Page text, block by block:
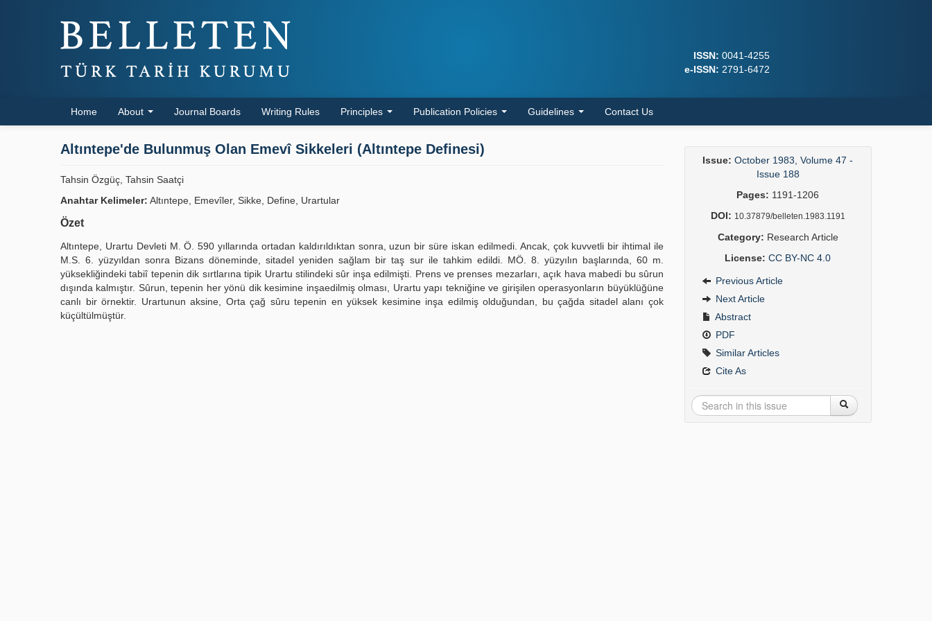
ISSN: 0041-4255
e-ISSN: 2791-6472
Home About Journal Boards Writing Rules Principles Publication Policies Guidelines Contact Us
Altıntepe'de Bulunmuş Olan Emevî Sikkeleri (Altıntepe Definesi)
Tahsin Özgüç, Tahsin Saatçi
Anahtar Kelimeler: Altıntepe, Emevîler, Sikke, Define, Urartular
Özet
Altıntepe, Urartu Devleti M. Ö. 590 yıllarında ortadan kaldırıldıktan sonra, uzun bir süre iskan edilmedi. Ancak, çok kuvvetli bir ihtimal ile
M.S. 6. yüzyıldan sonra Bizans döneminde, sitadel yeniden sağlam bir taş sur ile tahkim edildi. MÖ. 8. yüzyılın başlarında, 60 m.
yüksekliğindeki tabiî tepenin dik sırtlarına tipik Urartu stilindeki sûr inşa edilmişti. Prens ve prenses mezarları, açık hava mabedi bu sûrun
dışında kalmıştır. Sûrun, tepenin her yönü dik kesimine inşaedilmiş olması, Urartu yapı tekniğine ve girişilen operasyonların büyüklüğüne
canlı bir örnektir. Urartunun aksine, Orta çağ sûru tepenin en yüksek kesimine inşa edilmiş olduğundan, bu çağda sitadel alanı çok
küçültülmüştür.
Issue: October 1983, Volume 47 -
Issue 188
Pages: 1191-1206
DOI: 10.37879/belleten.1983.1191
Category: Research Article
License: CC BY-NC 4.0
Previous Article
Next Article
Abstract
PDF
Similar Articles
Cite As